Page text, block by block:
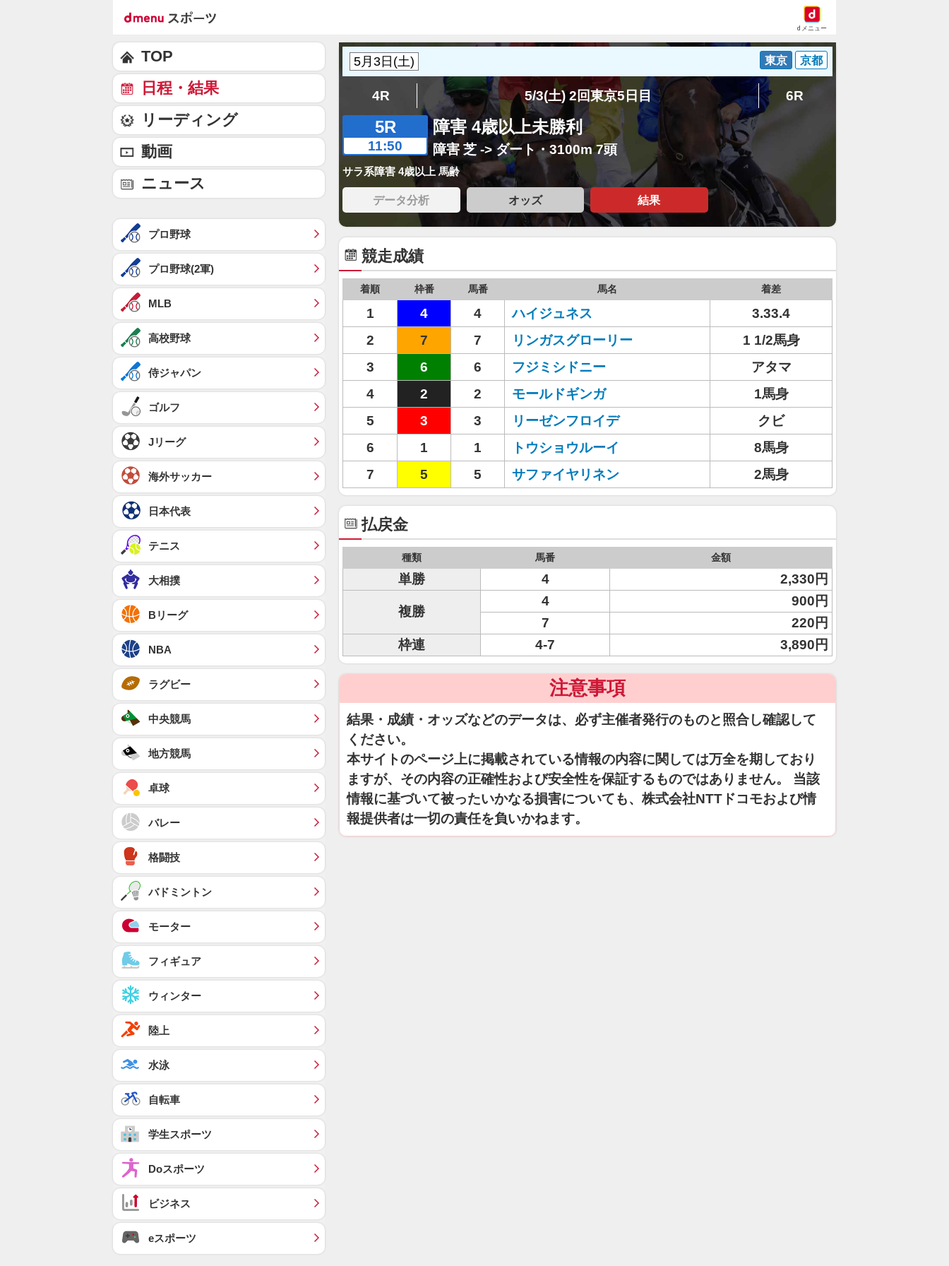
dメニュー
東京 京都
4R 5/3(土) 2回東京5日目 6R
5R
11:50
障害 4歳以上未勝利
障害 芝 -> ダート・3100m 7頭
サラ系障害 4歳以上 馬齢
データ分析 オッズ 結果
競走成績
着順 枠番 馬番 馬名 着差
1 4 4 ハイジュネス
3.33.4
2
7 7 リンガスグローリー
1 1/2馬身
3
6 6 フジミシドニー
アタマ
4
2 2 モールドギンガ
1馬身
5
3 3 リーゼンフロイデ
クビ
6
1 1 トウショウルーイ
8馬身
7
5 5 サファイヤリネン 2馬身
払戻金
種類 馬番 金額
単勝 4 2,330円
複勝
4
900円
7
220円
枠連
4-7 3,890円
注意事項
結果・成績・オッズなどのデータは、必ず主催者発行のものと照合し確認して
ください。
本サイトのページ上に掲載されている情報の内容に関しては万全を期しており
ますが、その内容の正確性および安全性を保証するものではありません。 当該
情報に基づいて被ったいかなる損害についても、株式会社NTTドコモおよび情
報提供者は一切の責任を負いかねます。
TOP
日程・結果
リーディング
動画
ニュース
プロ野球
プロ野球(2軍)
MLB
高校野球
侍ジャパン
ゴルフ
Jリーグ
海外サッカー
日本代表
テニス
大相撲
Bリーグ
NBA
ラグビー
中央競馬
地方競馬
卓球
バレー
格闘技
バドミントン
モーター
フィギュア
ウィンター
陸上
水泳
自転車
学生スポーツ
Doスポーツ
ビジネス
eスポーツ